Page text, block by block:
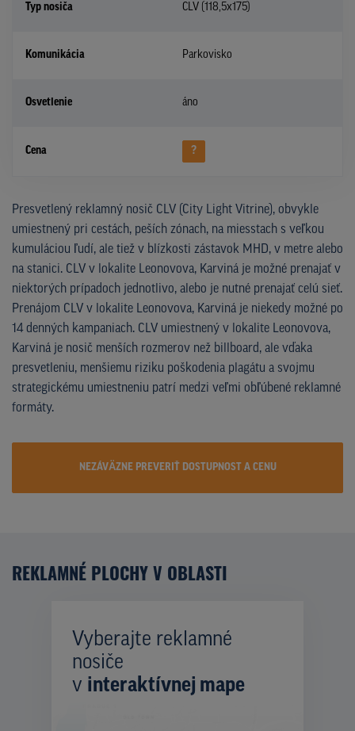
Typ nosiča CLV (118,5x175)
Komunikácia Parkovisko
Osvetlenie áno
Cena ?
Presvetlený reklamný nosič CLV (City Light Vitrine), obvykle
umiestnený pri cestách, peších zónach, na miesstach s veľkou
kumuláciou ľudí, ale tiež v blízkosti zástavok MHD, v metre alebo
na stanici. CLV v lokalite Leonovova, Karviná je možné prenajať v
niektorých prípadoch jednotlivo, alebo je nutné prenajať celú sieť.
Prenájom CLV v lokalite Leonovova, Karviná je niekedy možné po
14 denných kampaniach. CLV umiestnený v lokalite Leonovova,
Karviná je nosič menších rozmerov než billboard, ale vďaka
presvetleniu, menšiemu riziku poškodenia plagátu a svojmu
strategickému umiestneniu patrí medzi veľmi obľúbené reklamné
formáty.
NEZÁVÄZNE PREVERIŤ DOSTUPNOST A CENU
REKLAMNÉ PLOCHY V OBLASTI
Vyberajte reklamné
nosiče
v interaktívnej mape